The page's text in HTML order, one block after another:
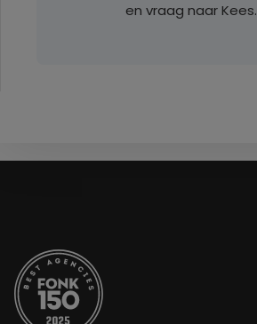
en vraag naar Kees.